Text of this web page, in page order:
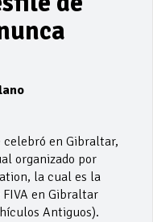
celebró en Gibraltar,
organizado por
la cual es la
en Gibraltar
Antiguos).